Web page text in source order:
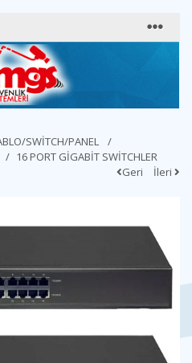
SWİTCH/PANEL
16 PORT GİGABİT SWİTCHLER
Geri
İleri